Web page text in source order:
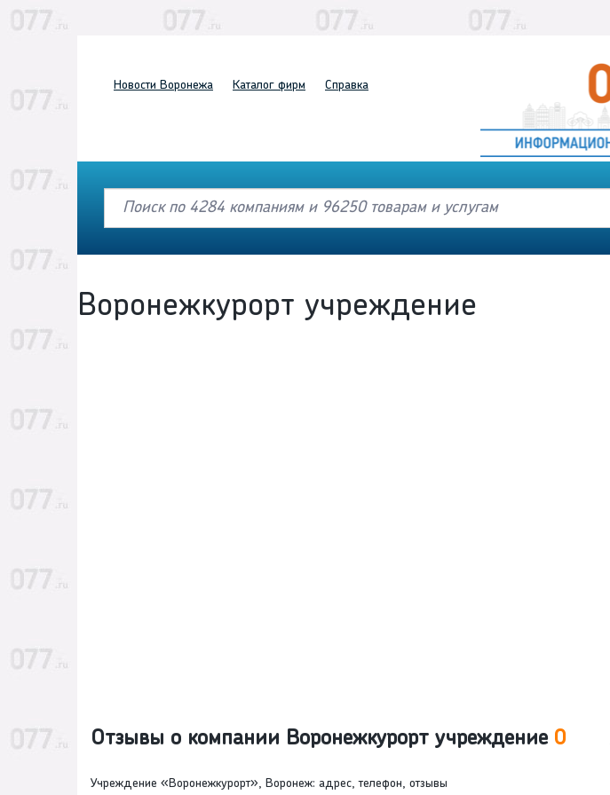
Новости Воронежа Каталог фирм Справка
Воронежкурорт учреждение
Отзывы о компании Воронежкурорт учреждение 0
Учреждение «Воронежкурорт», Воронеж: адрес, телефон, отзывы